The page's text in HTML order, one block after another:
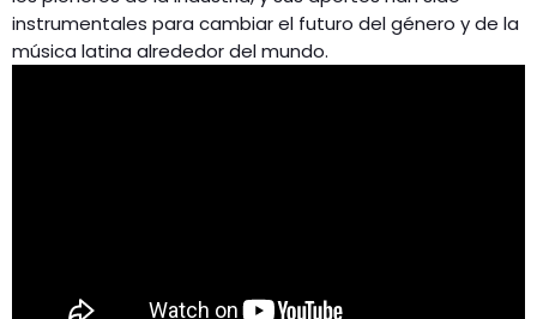
instrumentales para cambiar el futuro del género y de la
música latina alrededor del mundo.